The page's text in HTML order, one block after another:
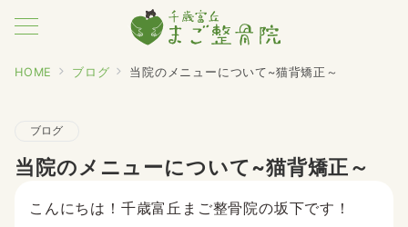
HOME ブログ 当院のメニューについて~猫背矯正～
ブログ
当院のメニューについて~猫背矯正～
こんにちは！千歳富丘まご整骨院の坂下です！